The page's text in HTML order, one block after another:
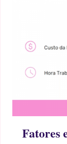
Fatores